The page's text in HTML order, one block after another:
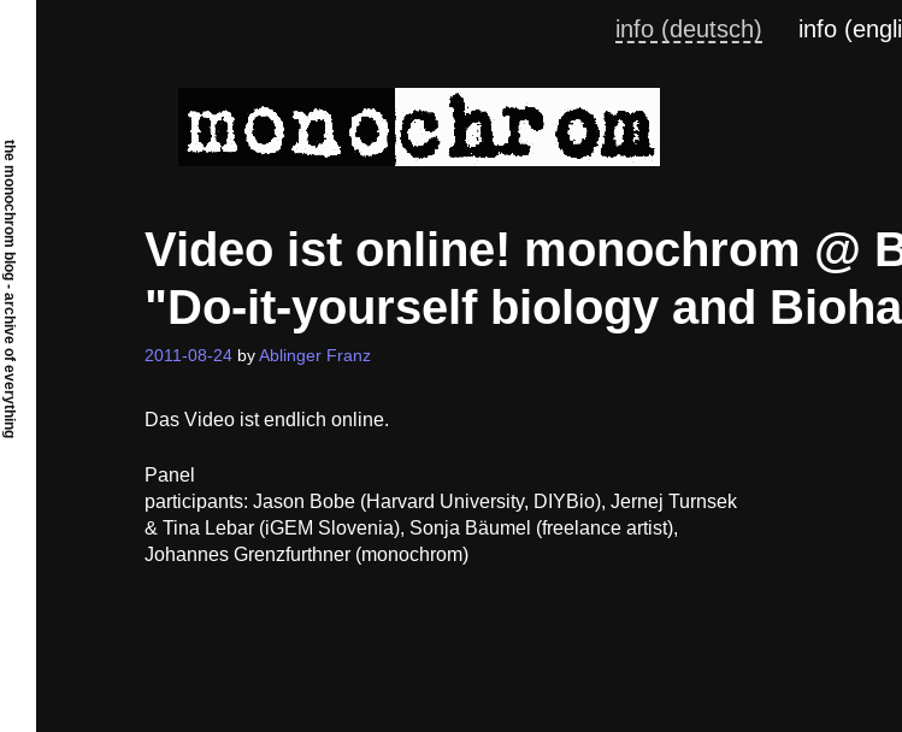
info (deutsch) info
Video ist online! monochrom @
"Do-it-yourself biology and
2011-08-24 by Ablinger Franz
Das Video ist endlich online.
Panel
participants: Jason Bobe (Harvard University, DIYBio), Jernej Turnsek
& Tina Lebar (iGEM Slovenia), Sonja Bäumel (freelance artist),
Johannes Grenzfurthner (monochrom)
the monochrom blog - archive of everything